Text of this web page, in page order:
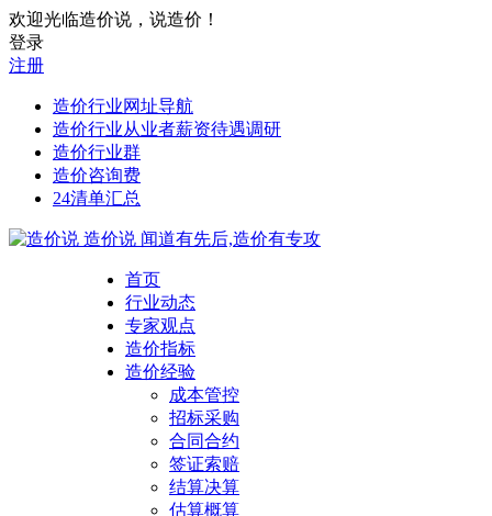
欢迎光临造价说，说造价！
登录
注册
造价行业网址导航
造价行业从业者薪资待遇调研
造价行业群
造价咨询费
24清单汇总
造价说 闻道有先后,造价有专攻
首页
行业动态
专家观点
造价指标
造价经验
成本管控
招标采购
合同合约
签证索赔
结算决算
估算概算